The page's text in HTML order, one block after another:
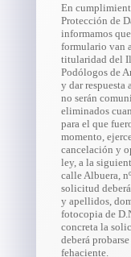
En
Protección de
informamos
formulario van
titularidad del
Podólogos de
y dar respuesta
no serán
eliminados
para el que
momento,
cancelación y
ley, a la
calle Albuera,
solicitud
y apellidos,
fotocopia de
concreta la
deberá
fehaciente.